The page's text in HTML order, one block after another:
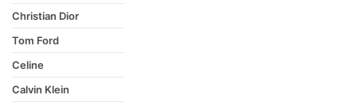
Christian Dior
Tom Ford
Celine
Calvin Klein